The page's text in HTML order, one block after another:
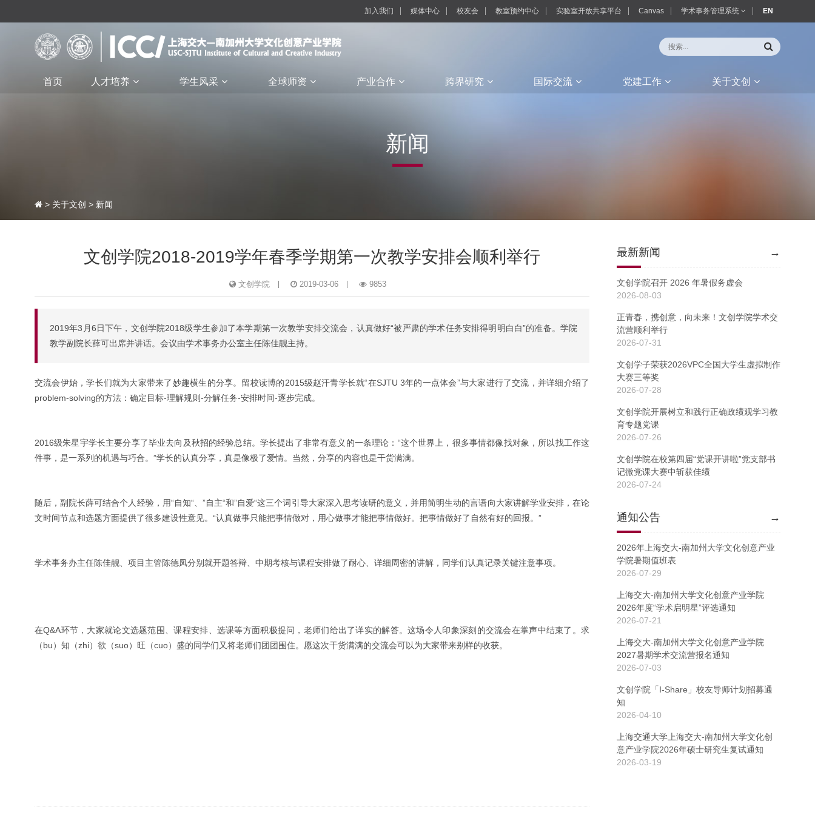
加入我们 媒体中心 校友会 教室预约中心 实验室开放共享平台 Canvas 学术事务管理系统 EN
首页 人才培养 学生风采 全球师资 产业合作 跨界研究 国际交流 党建工作 关于文创
> 关于文创 > 新闻
新闻
文创学院2018-2019学年春季学期第一次教学安排会顺利举行
文创学院 2019-03-06 9853
2019年3月6日下午，文创学院2018级学生参加了本学期第一次教学安排交流会，认真做好“被严肃的学术任务安排得明明白白”的准备。学院
教学副院长薛可出席并讲话。会议由学术事务办公室主任陈佳靓主持。
交流会伊始，学长们就为大家带来了妙趣横生的分享。留校读博的2015级赵汗青学长就“在SJTU 3年的一点体会”与大家进行了交流，并详细介绍了
problem-solving的方法：确定目标-理解规则-分解任务-安排时间-逐步完成。
2016级朱星宇学长主要分享了毕业去向及秋招的经验总结。学长提出了非常有意义的一条理论：“这个世界上，很多事情都像找对象，所以找工作这
件事，是一系列的机遇与巧合。”学长的认真分享，真是像极了爱情。当然，分享的内容也是干货满满。
随后，副院长薛可结合个人经验，用“自知“、”自主“和”自爱“这三个词引导大家深入思考读研的意义，并用简明生动的言语向大家讲解学业安排，在论
文时间节点和选题方面提供了很多建设性意见。“认真做事只能把事情做对，用心做事才能把事情做好。把事情做好了自然有好的回报。”
学术事务办主任陈佳靓、项目主管陈德凤分别就开题答辩、中期考核与课程安排做了耐心、详细周密的讲解，同学们认真记录关键注意事项。
在Q&A环节，大家就论文选题范围、课程安排、选课等方面积极提问，老师们给出了详实的解答。这场令人印象深刻的交流会在掌声中结束了。求
（bu）知（zhi）欲（suo）旺（cuo）盛的同学们又将老师们团团围住。愿这次干货满满的交流会可以为大家带来别样的收获。
最新新闻 →
文创学院召开 2026 年暑假务虚会
2026-08-03
正青春，携创意，向未来！文创学院学术交
流营顺利举行
2026-07-31
文创学子荣获2026VPC全国大学生虚拟制作
大赛三等奖
2026-07-28
文创学院开展树立和践行正确政绩观学习教
育专题党课
2026-07-26
文创学院在校第四届“党课开讲啦”党支部书
记微党课大赛中斩获佳绩
2026-07-24
通知公告 →
2026年上海交大-南加州大学文化创意产业
学院暑期值班表
2026-07-29
上海交大-南加州大学文化创意产业学院
2026年度“学术启明星”评选通知
2026-07-21
上海交大-南加州大学文化创意产业学院
2027暑期学术交流营报名通知
2026-07-03
文创学院「I-Share」校友导师计划招募通
知
2026-04-10
上海交通大学上海交大-南加州大学文化创
意产业学院2026年硕士研究生复试通知
2026-03-19